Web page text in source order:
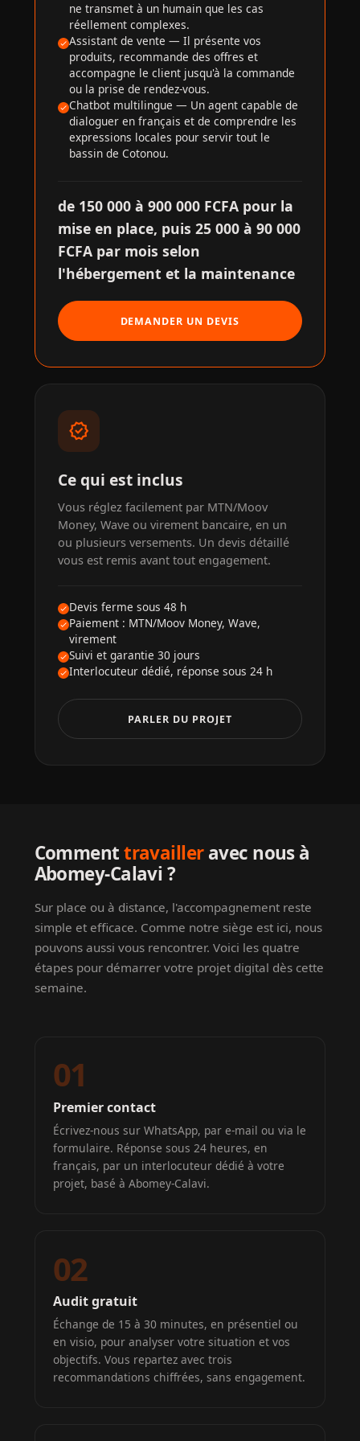
ne transmet à un humain que les cas
réellement complexes.
Assistant de vente — Il présente vos
produits, recommande des offres et
accompagne le client jusqu'à la commande
ou la prise de rendez-vous.
Chatbot multilingue — Un agent capable de
dialoguer en français et de comprendre les
expressions locales pour servir tout le
bassin de Cotonou.
de 150 000 à 900 000 FCFA pour la
mise en place, puis 25 000 à 90 000
FCFA par mois selon
l'hébergement et la maintenance
DEMANDER UN DEVIS
verified
Ce qui est inclus
Vous réglez facilement par MTN/Moov
Money, Wave ou virement bancaire, en un
ou plusieurs versements. Un devis détaillé
vous est remis avant tout engagement.
Devis ferme sous 48 h
Paiement : MTN/Moov Money, Wave,
virement
Suivi et garantie 30 jours
Interlocuteur dédié, réponse sous 24 h
PARLER DU PROJET
Commenttravailleravec nous à
Abomey-Calavi ?
Sur place ou à distance, l'accompagnement reste
simple et efficace. Comme notre siège est ici, nous
pouvons aussi vous rencontrer. Voici les quatre
étapes pour démarrer votre projet digital dès cette
semaine.
01
Premier contact
Écrivez-nous sur WhatsApp, par e-mail ou via le
formulaire. Réponse sous 24 heures, en
français, par un interlocuteur dédié à votre
projet, basé à Abomey-Calavi.
02
Audit gratuit
Échange de 15 à 30 minutes, en présentiel ou
en visio, pour analyser votre situation et vos
objectifs. Vous repartez avec trois
recommandations chiffrées, sans engagement.